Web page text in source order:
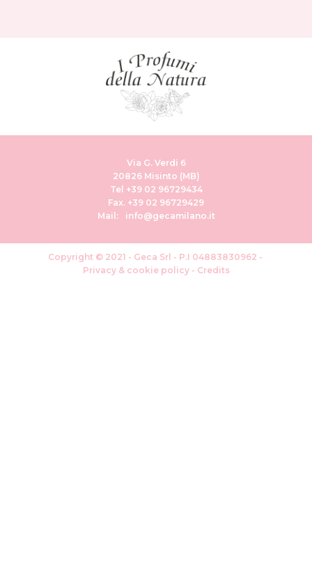
Via G. Verdi 6
20826 Misinto (MB)
Tel +39 02 96729434
Fax. +39 02 96729429
Mail: info@gecamilano.it
Copyright © 2021 - Geca Srl - P.I 04883830962 -
Privacy & cookie policy- Credits